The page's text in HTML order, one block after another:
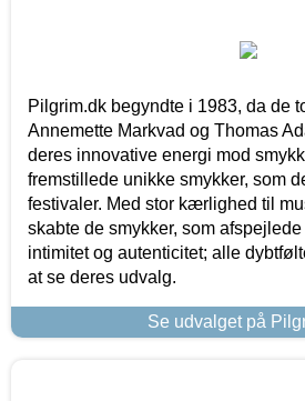
Pilgrim.dk begyndte i 1983, da de
Annemette Markvad og Thomas
deres innovative energi mod
fremstillede unikke smykker, som
festivaler. Med stor kærlighed til
skabte de smykker, som
intimitet og autenticitet; alle
at se deres udvalg.
Se udvalget på